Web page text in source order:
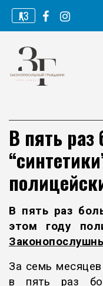
Перейти
содержимому
ҚАЗ
В пять раз
В пять раз
этом году
За семь
в пять раз